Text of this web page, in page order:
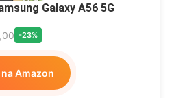
Galaxy A56 5G
-23%
na Amazon